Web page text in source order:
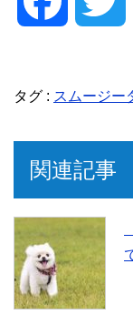
c
o
o
i
e
タグ : スムージー
関連記事